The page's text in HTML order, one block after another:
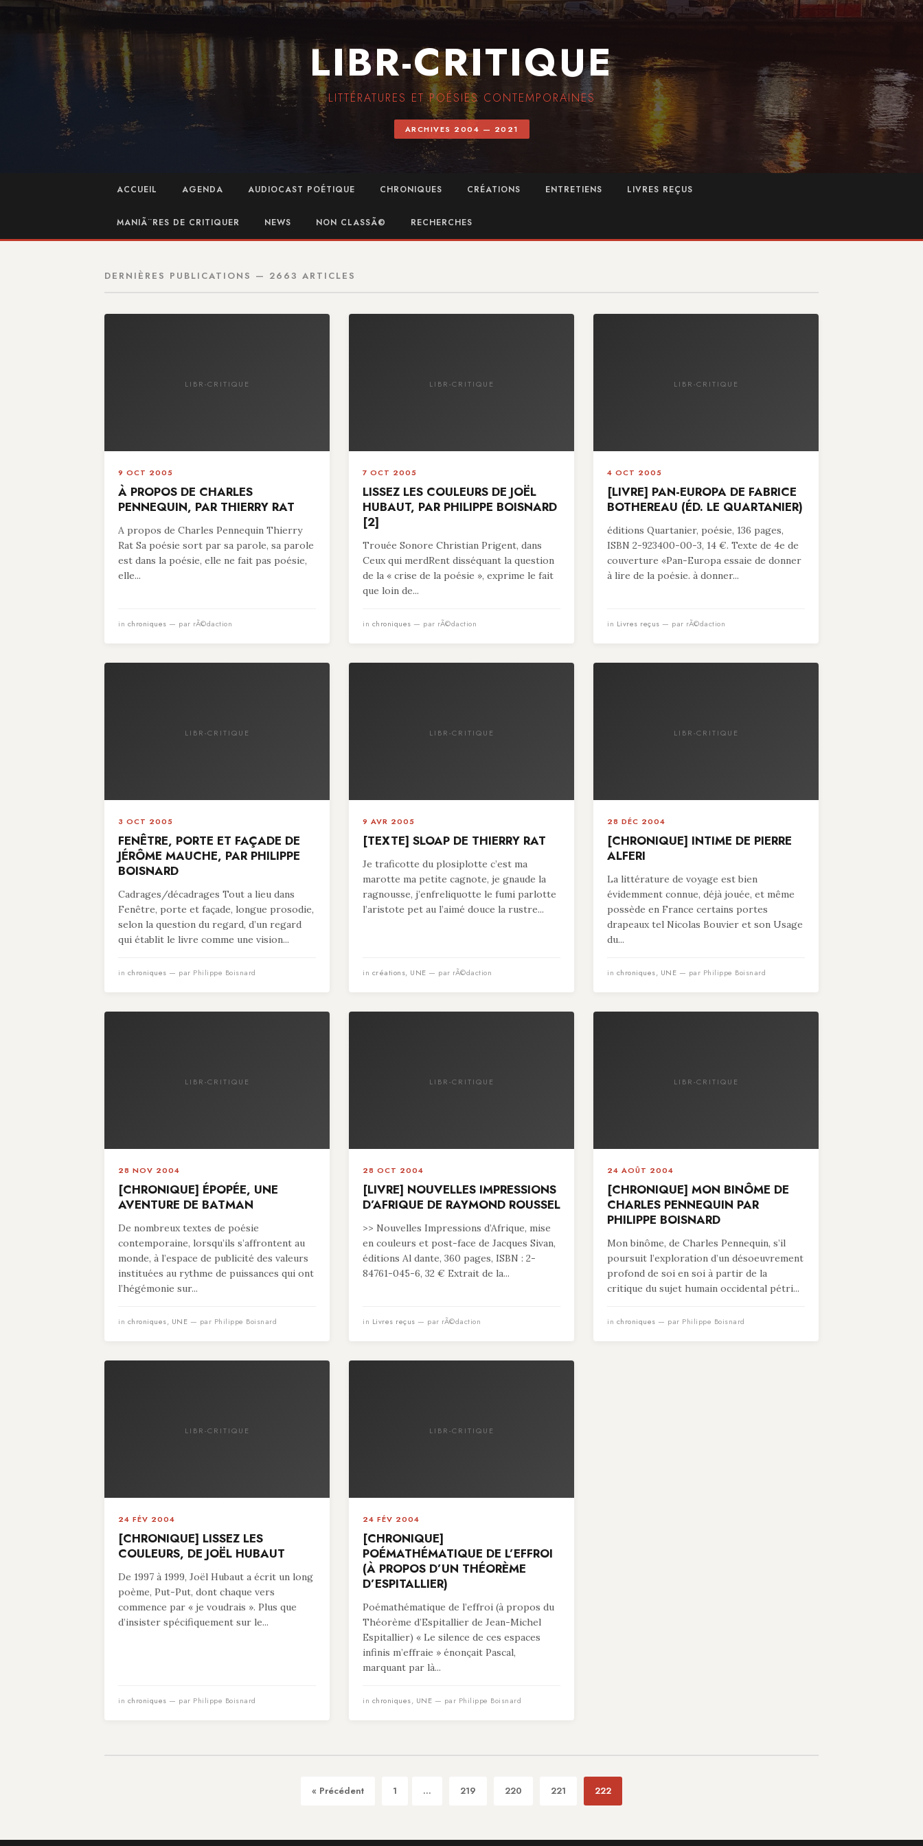
LIBR-CRITIQUE
LITTÉRATURES ET POÉSIES CONTEMPORAINES
ARCHIVES 2004 — 2021
ACCUEIL AGENDA AUDIOCAST POÉTIQUE CHRONIQUES CRÉATIONS ENTRETIENS LIVRES REÇUS
MANIÃ¨RES DE CRITIQUER NEWS NON CLASSÃ© RECHERCHES
DERNIÈRES PUBLICATIONS — 2663 ARTICLES
LIBR-CRITIQUE
9 OCT 2005
À PROPOS DE CHARLES
PENNEQUIN, PAR THIERRY RAT
A propos de Charles Pennequin Thierry
Rat Sa poésie sort par sa parole, sa parole
est dans la poésie, elle ne fait pas poésie,
elle...
in chroniques — par rÃ©daction
LIBR-CRITIQUE
7 OCT 2005
LISSEZ LES COULEURS DE JOËL
HUBAUT, PAR PHILIPPE BOISNARD
[2]
Trouée Sonore Christian Prigent, dans
Ceux qui merdRent disséquant la question
de la « crise de la poésie », exprime le fait
que loin de...
in chroniques — par rÃ©daction
LIBR-CRITIQUE
4 OCT 2005
[LIVRE] PAN-EUROPA DE FABRICE
BOTHEREAU (ÉD. LE QUARTANIER)
éditions Quartanier, poésie, 136 pages,
ISBN 2-923400-00-3, 14 €. Texte de 4e de
couverture «Pan-Europa essaie de donner
à lire de la poésie. à donner...
in Livres reçus — par rÃ©daction
LIBR-CRITIQUE
3 OCT 2005
FENÊTRE, PORTE ET FAÇADE DE
JÉRÔME MAUCHE, PAR PHILIPPE
BOISNARD
Cadrages/décadrages Tout a lieu dans
Fenêtre, porte et façade, longue prosodie,
selon la question du regard, d’un regard
qui établit le livre comme une vision...
in chroniques — par Philippe Boisnard
LIBR-CRITIQUE
9 AVR 2005
[TEXTE] SLOAP DE THIERRY RAT
Je traficotte du plosiplotte c’est ma
marotte ma petite cagnote, je gnaude la
ragnousse, j’enfreliquotte le fumi parlotte
l’aristote pet au l’aimé douce la rustre...
in créations, UNE — par rÃ©daction
LIBR-CRITIQUE
28 DÉC 2004
[CHRONIQUE] INTIME DE PIERRE
ALFERI
La littérature de voyage est bien
évidemment connue, déjà jouée, et même
possède en France certains portes
drapeaux tel Nicolas Bouvier et son Usage
du...
in chroniques, UNE — par Philippe Boisnard
LIBR-CRITIQUE
28 NOV 2004
[CHRONIQUE] ÉPOPÉE, UNE
AVENTURE DE BATMAN
De nombreux textes de poésie
contemporaine, lorsqu’ils s’affrontent au
monde, à l’espace de publicité des valeurs
instituées au rythme de puissances qui ont
l’hégémonie sur...
in chroniques, UNE — par Philippe Boisnard
LIBR-CRITIQUE
28 OCT 2004
[LIVRE] NOUVELLES IMPRESSIONS
D’AFRIQUE DE RAYMOND ROUSSEL
>> Nouvelles Impressions d’Afrique, mise
en couleurs et post-face de Jacques Sivan,
éditions Al dante, 360 pages, ISBN : 2-
84761-045-6, 32 € Extrait de la...
in Livres reçus — par rÃ©daction
LIBR-CRITIQUE
24 AOÛT 2004
[CHRONIQUE] MON BINÔME DE
CHARLES PENNEQUIN PAR
PHILIPPE BOISNARD
Mon binôme, de Charles Pennequin, s’il
poursuit l’exploration d’un désoeuvrement
profond de soi en soi à partir de la
critique du sujet humain occidental pétri...
in chroniques — par Philippe Boisnard
LIBR-CRITIQUE
24 FÉV 2004
[CHRONIQUE] LISSEZ LES
COULEURS, DE JOËL HUBAUT
De 1997 à 1999, Joël Hubaut a écrit un long
poème, Put-Put, dont chaque vers
commence par « je voudrais ». Plus que
d’insister spécifiquement sur le...
in chroniques — par Philippe Boisnard
LIBR-CRITIQUE
24 FÉV 2004
[CHRONIQUE]
POÉMATHÉMATIQUE DE L’EFFROI
(À PROPOS D’UN THÉORÈME
D’ESPITALLIER)
Poémathématique de l’effroi (à propos du
Théorème d’Espitallier de Jean-Michel
Espitallier) « Le silence de ces espaces
infinis m’effraie » énonçait Pascal,
marquant par là...
in chroniques, UNE — par Philippe Boisnard
« Précédent 1 ... 219 220 221 222